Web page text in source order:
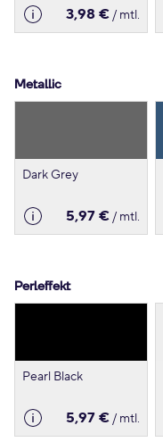
(NBV),Kontrastfarbe:
Black (KH3)
3,98 €/ mtl.
Metallic
Dark Grey
5,97 €/ mtl.
Perleffekt
Pearl Black
5,97 €/ mtl.